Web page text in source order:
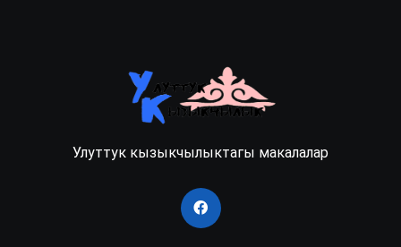
Улуттук кызыкчылыктагы макалалар